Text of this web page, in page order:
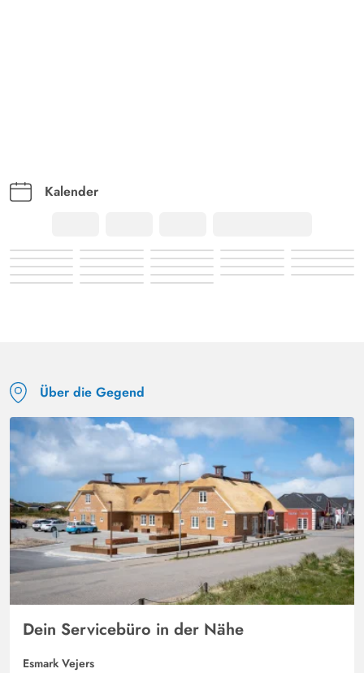
Kalender
Über die Gegend
Dein Servicebüro in der Nähe
Esmark Vejers